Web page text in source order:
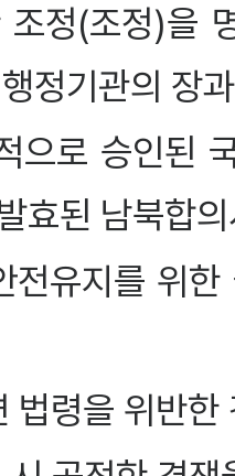
정(조정)을
정기관의 장
으로 승인된
효된 남북합
전유지를 위
법령을 위반한